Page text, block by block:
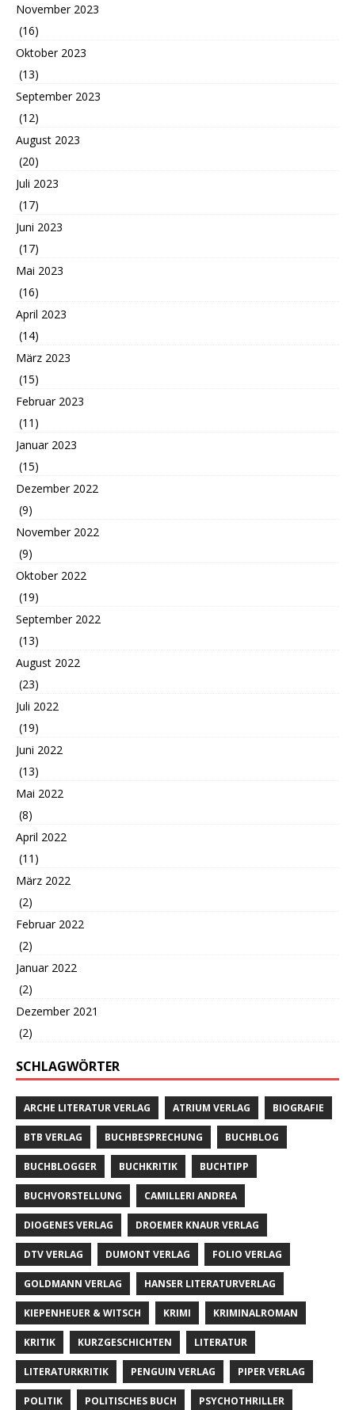
November 2023
(16)
Oktober 2023
(13)
September 2023
(12)
August 2023
(20)
Juli 2023
(17)
Juni 2023
(17)
Mai 2023
(16)
April 2023
(14)
März 2023
(15)
Februar 2023
(11)
Januar 2023
(15)
Dezember 2022
(9)
November 2022
(9)
Oktober 2022
(19)
September 2022
(13)
August 2022
(23)
Juli 2022
(19)
Juni 2022
(13)
Mai 2022
(8)
April 2022
(11)
März 2022
(2)
Februar 2022
(2)
Januar 2022
(2)
Dezember 2021
(2)
SCHLAGWÖRTER
ARCHE LITERATUR VERLAG ATRIUM VERLAG BIOGRAFIE
BTB VERLAG BUCHBESPRECHUNG BUCHBLOG
BUCHBLOGGER BUCHKRITIK BUCHTIPP
BUCHVORSTELLUNG CAMILLERI ANDREA
DIOGENES VERLAG DROEMER KNAUR VERLAG
DTV VERLAG DUMONT VERLAG FOLIO VERLAG
GOLDMANN VERLAG HANSER LITERATURVERLAG
KIEPENHEUER & WITSCH KRIMI KRIMINALROMAN
KRITIK KURZGESCHICHTEN LITERATUR
LITERATURKRITIK PENGUIN VERLAG PIPER VERLAG
POLITIK POLITISCHES BUCH PSYCHOTHRILLER